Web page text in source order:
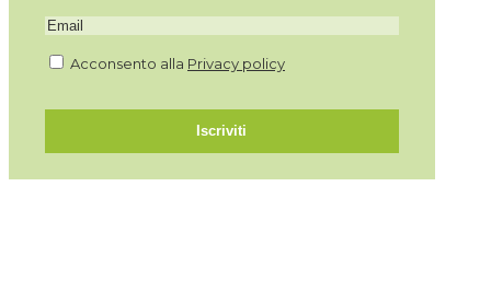
Acconsento alla Privacy policy
Iscriviti